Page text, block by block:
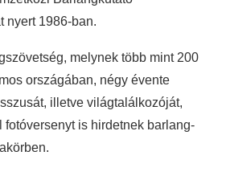
nyert 1986-ban.
melynek több mint 200
országában, négy évente
illetve világtalálkozóját,
is hirdetnek barlang-